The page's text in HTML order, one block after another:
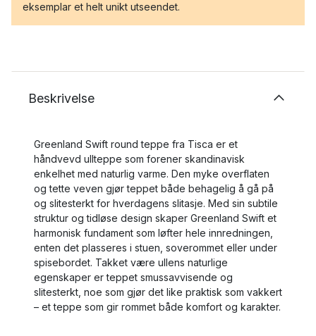
eksemplar et helt unikt utseendet.
Beskrivelse
Greenland Swift round teppe fra Tisca er et
håndvevd ullteppe som forener skandinavisk
enkelhet med naturlig varme. Den myke overflaten
og tette veven gjør teppet både behagelig å gå på
og slitesterkt for hverdagens slitasje. Med sin subtile
struktur og tidløse design skaper Greenland Swift et
harmonisk fundament som løfter hele innredningen,
enten det plasseres i stuen, soverommet eller under
spisebordet. Takket være ullens naturlige
egenskaper er teppet smussavvisende og
slitesterkt, noe som gjør det like praktisk som vakkert
– et teppe som gir rommet både komfort og karakter.